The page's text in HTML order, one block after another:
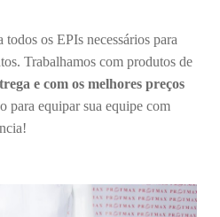
todos os EPIs necessários para
Trabalhamos com produtos de
e com os melhores preços
para equipar sua equipe com